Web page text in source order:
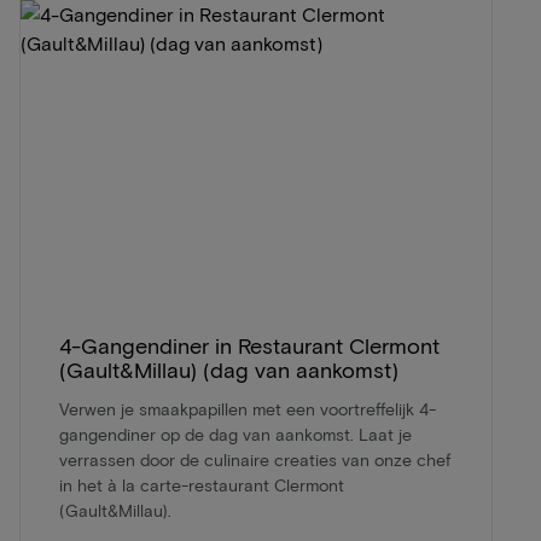
4-Gangendiner in Restaurant Clermont
(Gault&Millau) (dag van aankomst)
Verwen je smaakpapillen met een voortreffelijk 4-
gangendiner op de dag van aankomst. Laat je
verrassen door de culinaire creaties van onze chef
in het à la carte-restaurant Clermont
(Gault&Millau).